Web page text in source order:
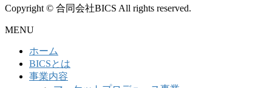
Copyright © 合同会社BICS All rights reserved.
MENU
ホーム
BICSとは
事業内容